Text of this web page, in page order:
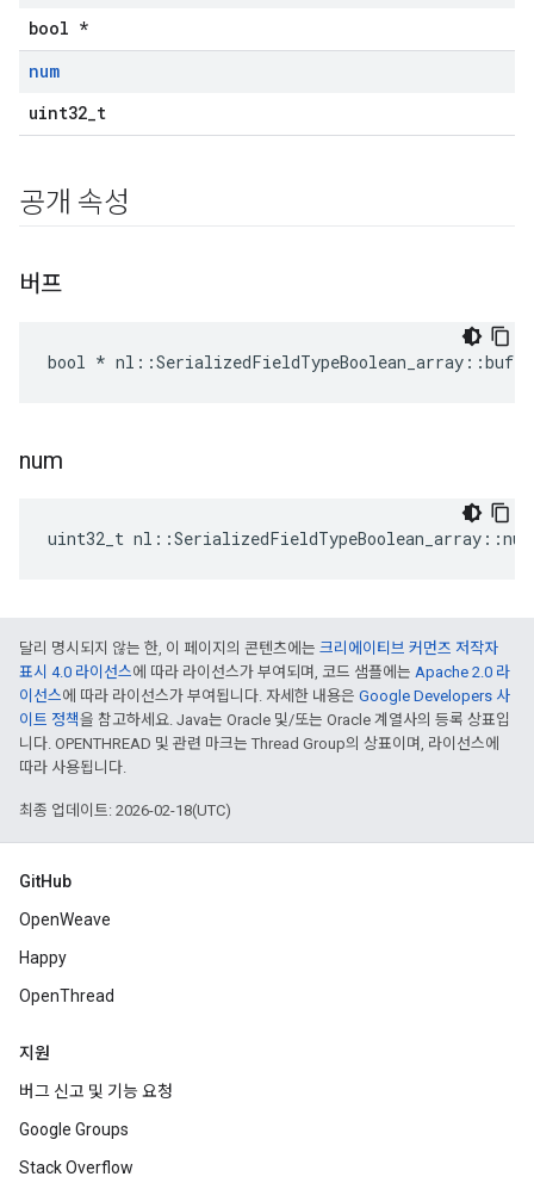
bool *
num
uint32_t
공개 속성
버프
bool * nl::SerializedFieldTypeBoolean_array::buf
num
uint32_t nl::SerializedFieldTypeBoolean_array::num
달리 명시되지 않는 한, 이 페이지의 콘텐츠에는 크리에이티브 커먼즈 저작자
표시 4.0 라이선스에 따라 라이선스가 부여되며, 코드 샘플에는 Apache 2.0 라
이선스에 따라 라이선스가 부여됩니다. 자세한 내용은 Google Developers 사
이트 정책을 참고하세요. Java는 Oracle 및/또는 Oracle 계열사의 등록 상표입
니다. OPENTHREAD 및 관련 마크는 Thread Group의 상표이며, 라이선스에
따라 사용됩니다.
최종 업데이트: 2026-02-18(UTC)
GitHub
OpenWeave
Happy
OpenThread
지원
버그 신고 및 기능 요청
Google Groups
Stack Overflow